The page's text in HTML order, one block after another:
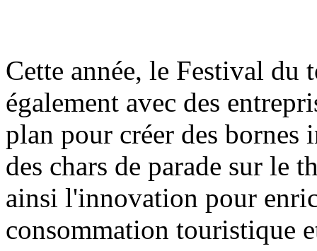
Cette année, le Festival du
également avec des
plan pour créer des
des chars de parade sur le
ainsi l'innovation pour
consommation touristique